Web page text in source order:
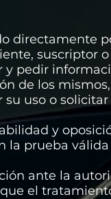
directamente
suscriptor
pedir
de los
uso o
y
la prueba
ante la
el